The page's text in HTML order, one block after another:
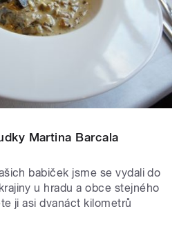
Martina Barcala
babiček jsme se vydali do
u hradu a obce stejného
ji asi dvanáct kilometrů